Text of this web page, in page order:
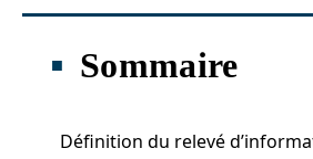
Sommaire
Définition du relevé